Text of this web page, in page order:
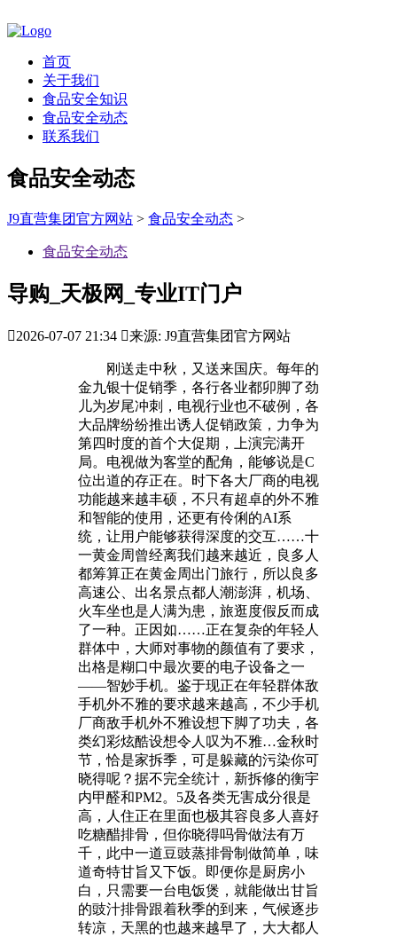
首页
关于我们
食品安全知识
食品安全动态
联系我们
食品安全动态
J9直营集团官方网站 > 食品安全动态 >
食品安全动态
导购_天极网_专业IT门户
2026-07-07 21:34 来源: J9直营集团官方网站
刚送走中秋，又送来国庆。每年的
金九银十促销季，各行各业都卯脚了劲
儿为岁尾冲刺，电视行业也不破例，各
大品牌纷纷推出诱人促销政策，力争为
第四时度的首个大促期，上演完满开
局。电视做为客堂的配角，能够说是C
位出道的存正在。时下各大厂商的电视
功能越来越丰硕，不只有超卓的外不雅
和智能的使用，还更有伶俐的AI系
统，让用户能够获得深度的交互……十
一黄金周曾经离我们越来越近，良多人
都筹算正在黄金周出门旅行，所以良多
高速公、出名景点都人潮澎湃，机场、
火车坐也是人满为患，旅逛度假反而成
了一种。正因如……正在复杂的年轻人
群体中，大师对事物的颜值有了要求，
出格是糊口中最次要的电子设备之一
——智妙手机。鉴于现正在年轻群体敌
手机外不雅的要求越来越高，不少手机
厂商敌手机外不雅设想下脚了功夫，各
类幻彩炫酷设想令人叹为不雅…金秋时
节，恰是家拆季，可是躲藏的污染你可
晓得呢？据不完全统计，新拆修的衡宇
内甲醛和PM2。5及各类无害成分很是
高，人住正在里面也极其容良多人喜好
吃糖醋排骨，但你晓得吗骨做法有万
千，此中一道豆豉蒸排骨制做简单，味
道奇特甘旨又下饭。即便你是厨房小
白，只需要一台电饭煲，就能做出甘旨
的豉汁排骨跟着秋季的到来，气候逐步
转凉，天黑的也越来越早了，大大都人